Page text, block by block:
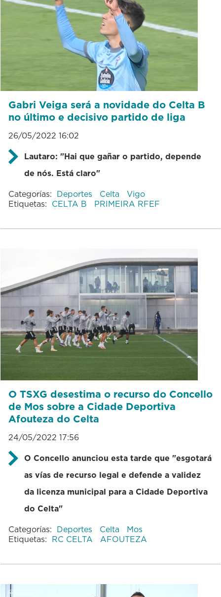
Gabri Veiga será a novidade do Celta B
no último e decisivo partido de liga
26/05/2022 16:02
Lautaro: "Hai que gañar o partido, depende
de nós. Está claro"
Categorías: Deportes Celta
Vigo
Etiquetas: CELTA B PRIMEIRA RFEF
O TSXG desestima o recurso do Concello
de Mos sobre a Cidade Deportiva
Afouteza do Celta
24/05/2022 17:56
O Concello anunciou esta tarde que "esgotará
as vías de recurso legal e defende a validez
da licenza municipal para a Cidade Deportiva
do Celta"
Categorías: Deportes Celta
Mos
Etiquetas: RC CELTA AFOUTEZA